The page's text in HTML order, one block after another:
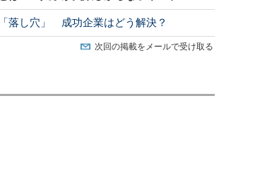
次回の掲載をメールで受け取る
落し穴」 成功企業はどう解決？